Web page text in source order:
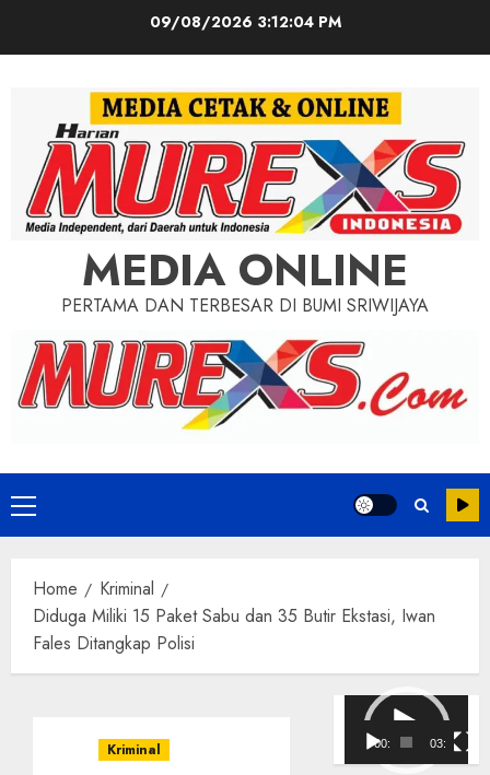
09/08/2026 3:12:06 PM
MEDIA ONLINE
PERTAMA DAN TERBESAR DI BUMI SRIWIJAYA
Primary
Menu
Home
Kriminal
Diduga Miliki 15 Paket Sabu dan 35 Butir Ekstasi, Iwan
Fales Ditangkap Polisi
Kriminal
Pemutar
Video
00:00 03:08